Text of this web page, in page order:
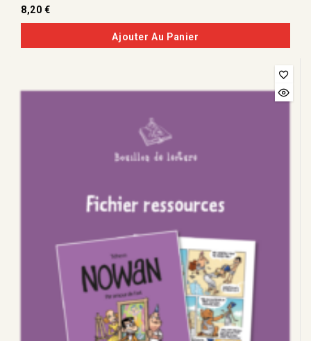
0
de
5
8,20 €
Ajouter Au Panier